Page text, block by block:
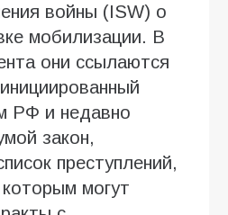
войны (ISW) о
мобилизации. В
они ссылаются
РФ и недавно
закон,
преступлений,
могут